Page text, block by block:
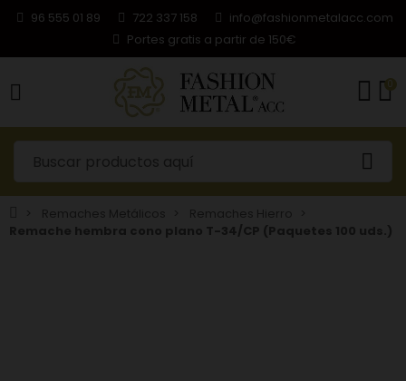
96 555 01 89 722 337 158
info@fashionmetalacc.com
Portes gratis a partir de 150€
0